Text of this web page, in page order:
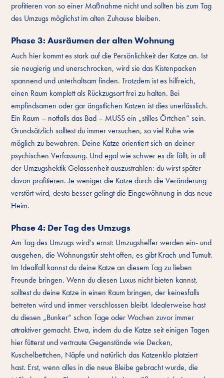
profitieren von so einer Maßnahme nicht und sollten bis zum Tag
des Umzugs möglichst im alten Zuhause bleiben.
Phase 3: Ausräumen der alten Wohnung
Auch hier kommt es stark auf die Persönlichkeit der Katze an. Ist
sie neugierig und unerschrocken, wird sie das Kistenpacken
spannend und unterhaltsam finden. Trotzdem ist es hilfreich,
einen Raum komplett als Rückzugsort frei zu halten. Bei
empfindsamen oder gar ängstlichen Katzen ist dies unerlässlich.
Ein Raum – notfalls das Bad – MUSS ein „stilles Örtchen“ sein.
Grundsätzlich solltest du immer versuchen, so viel Ruhe wie
möglich zu bewahren. Deine Katze orientiert sich an deiner
psychischen Verfassung. Und egal wie schwer es dir fällt, in all
der Umzugshektik Gelassenheit auszustrahlen: du wirst später
davon profitieren. Je weniger die Katze durch die Veränderung
verstört wird, desto besser gelingt die Eingewöhnung in das neue
Heim.
Phase 4: Der Tag des Umzugs
Am Tag des Umzugs wird‘s ernst: Umzugshelfer werden ein- und
ausgehen, die Wohnungstür steht offen, es gibt Krach und Tumult.
Im Idealfall kannst du deine Katze an diesem Tag zu lieben
Freunde bringen. Wenn du diesen Luxus nicht bieten kannst,
solltest du deine Katze in einen Raum bringen, der keinesfalls
betreten wird und immer verschlossen bleibt. Idealerweise hast
du diesen „Bunker“ schon Tage oder Wochen zuvor immer
attraktiver gemacht. Etwa, indem du die Katze seit einigen Tagen
hier fütterst und vertraute Gegenstände wie Decken,
Kuschelbettchen, Näpfe und natürlich das Katzenklo platziert
hast. Erst, wenn alles in die neue Bleibe gebracht wurde, die